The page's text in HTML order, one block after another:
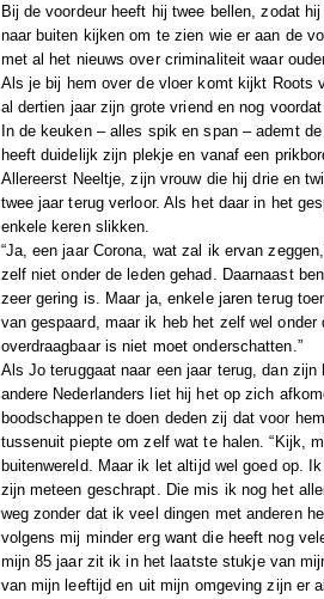
Bij de voordeur heeft hij twee bellen, zodat
naar buiten kijken om te zien wie er aan de
met al het nieuws over criminaliteit waar
Als je bij hem over de vloer komt kijkt Roots
al dertien jaar zijn grote vriend en nog
In de keuken – alles spik en span – ademt
heeft duidelijk zijn plekje en vanaf een
Allereerst Neeltje, zijn vrouw die hij drie en
twee jaar terug verloor. Als het daar in het
enkele keren slikken.
“Ja, een jaar Corona, wat zal ik ervan
zelf niet onder de leden gehad. Daarnaast
zeer gering is. Maar ja, enkele jaren terug
van gespaard, maar ik heb het zelf wel
overdraagbaar is niet moet onderschatten.”
Als Jo teruggaat naar een jaar terug, dan
andere Nederlanders liet hij het op zich
boodschappen te doen deden zij dat voor
tussenuit piepte om zelf wat te halen. “Kijk,
buitenwereld. Maar ik let altijd wel goed op.
zijn meteen geschrapt. Die mis ik nog het
weg zonder dat ik veel dingen met anderen
volgens mij minder erg want die heeft nog
mijn 85 jaar zit ik in het laatste stukje van
van mijn leeftijd en uit mijn omgeving zijn er